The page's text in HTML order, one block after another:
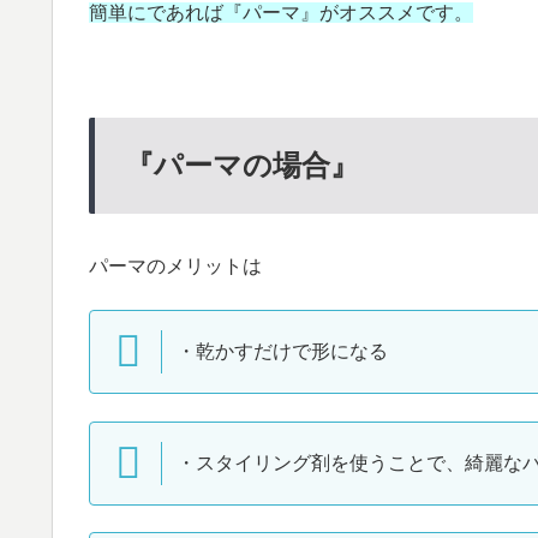
簡単にであれば『パーマ』がオススメです。
『パーマの場合』
パーマのメリットは
・乾かすだけで形になる
・スタイリング剤を使うことで、綺麗な